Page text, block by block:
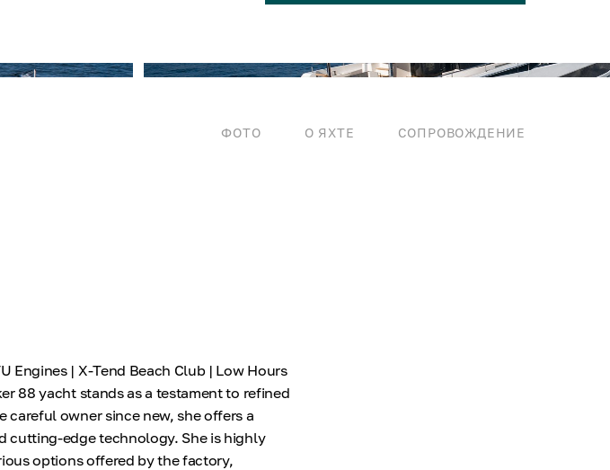
ФОТО О ЯХТЕ СОПРОВОЖДЕНИЕ
Engines | X-Tend Beach Club | Low Hours
88 yacht stands as a testament to refined
owner since new, she offers a
cutting-edge technology. She is highly
options offered by the factory,